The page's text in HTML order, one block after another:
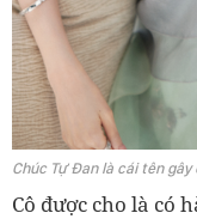
Chúc Tự Đan là cái tên
Cô được cho là có